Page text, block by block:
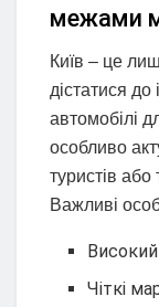
межами
Київ – це
дістатися
автомобілі
особливо
туристів або
Важливі
Високий
Чіткі